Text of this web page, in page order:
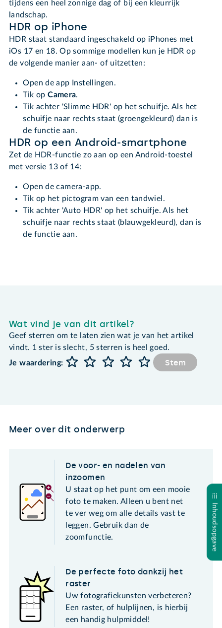
tijdens een heel zonnige dag of bij een kleurrijk
landschap.
HDR op iPhone
HDR staat standaard ingeschakeld op iPhones met
iOs 17 en 18. Op sommige modellen kun je HDR op
de volgende manier aan- of uitzetten:
Open de app Instellingen.
Tik opCamera.
Tik achter 'Slimme HDR' op het schuifje. Als het
schuifje naar rechts staat (groengekleurd) dan is
de functie aan.
HDR op een Android-smartphone
Zet de HDR-functie zo aan op een Android-toestel
met versie 13 of 14:
Open de camera-app.
Tik op het pictogram van een tandwiel.
Tik achter 'Auto HDR' op het schuifje. Als het
schuifje naar rechts staat (blauwgekleurd), dan is
de functie aan.
Inhoudsopgave
Wat vind je van dit artikel?
Geef sterren om te laten zien wat je van het artikel
vindt. 1 ster is slecht, 5 sterren is heel goed.
Je waardering:
Stem
Meer over dit onderwerp
De voor- en nadelen van
inzoomen
U staat op het punt om een mooie
foto te maken. Alleen u bent net
te ver weg om alle details vast te
leggen. Gebruik dan de
zoomfunctie.
De perfecte foto dankzij het
raster
Uw fotografiekunsten verbeteren?
Een raster, of hulplijnen, is hierbij
een handig hulpmiddel!